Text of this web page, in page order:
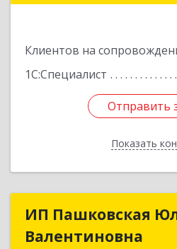
Клиентов на
1С:Специалист
Отправить
Показать
Отправить
Назад
ИП Пашковская
Валентиновна
ИП